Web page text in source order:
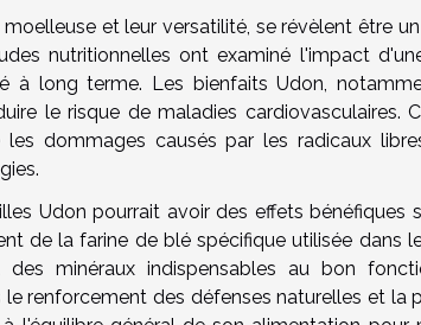
et leur versatilité, se révèlent être
nutritionnelles ont examiné l'impact
à long terme. Les bienfaits Udon,
le risque de maladies cardiovasculaires.
dommages causés par les radicaux
Udon pourrait avoir des effets bénéfiques
de la farine de blé spécifique utilisée dans
minéraux indispensables au bon
renforcement des défenses naturelles et la